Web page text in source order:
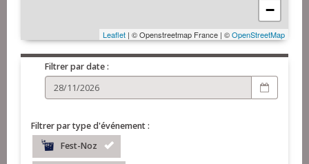
−
Leaflet | © Openstreetmap France | ©OpenStreetMap
Filtrer par date :
Filtrer par type d'événement :
Fest-Noz